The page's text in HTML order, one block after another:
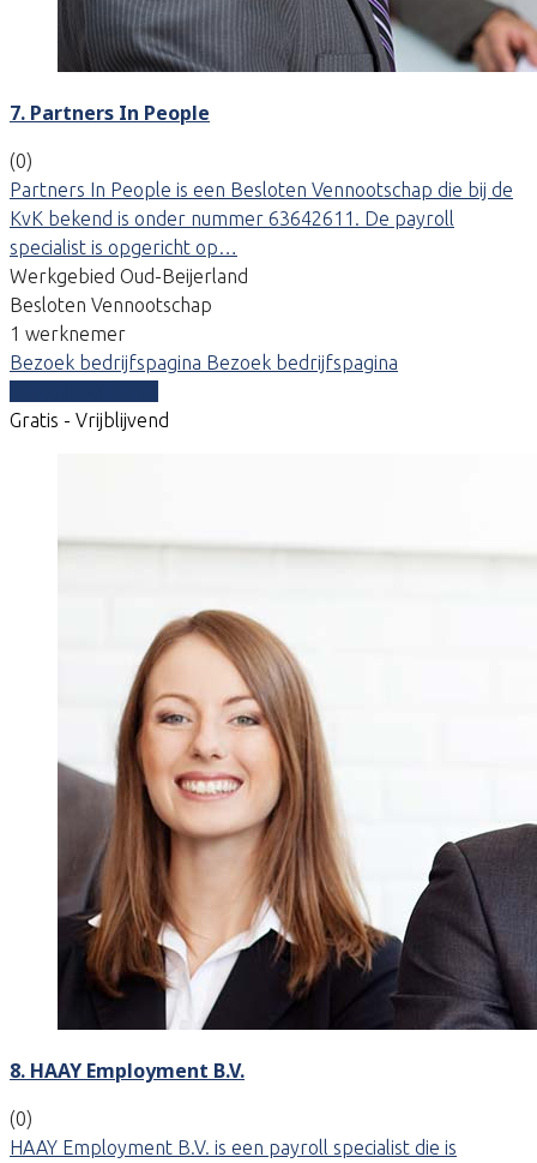
7. Partners In People
(0)
Partners In People is een Besloten Vennootschap die bij de
KvK bekend is onder nummer 63642611. De payroll
specialist is opgericht op…
Werkgebied Oud-Beijerland
Besloten Vennootschap
1 werknemer
Bezoek bedrijfspagina Bezoek bedrijfspagina
Gratis - Vrijblijvend
8. HAAY Employment B.V.
(0)
HAAY Employment B.V. is een payroll specialist die is